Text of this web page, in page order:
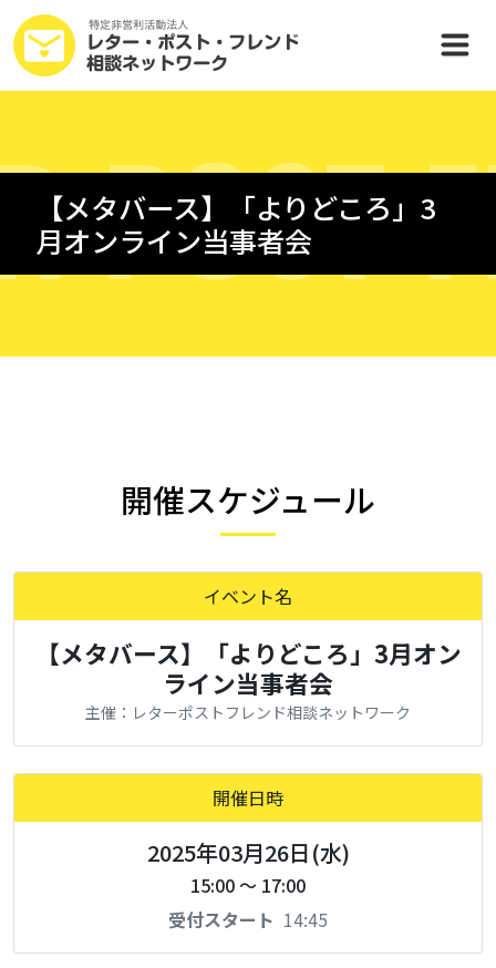
POSTF
【メタバース】「よりどころ」3
月オンライン当事者会
開催スケジュール
イベント名
【メタバース】「よりどころ」3月オン
ライン当事者会
主催：レターポストフレンド相談ネットワーク
開催日時
2025年03月26日(水)
15:00 ～ 17:00
受付スタート 14:45